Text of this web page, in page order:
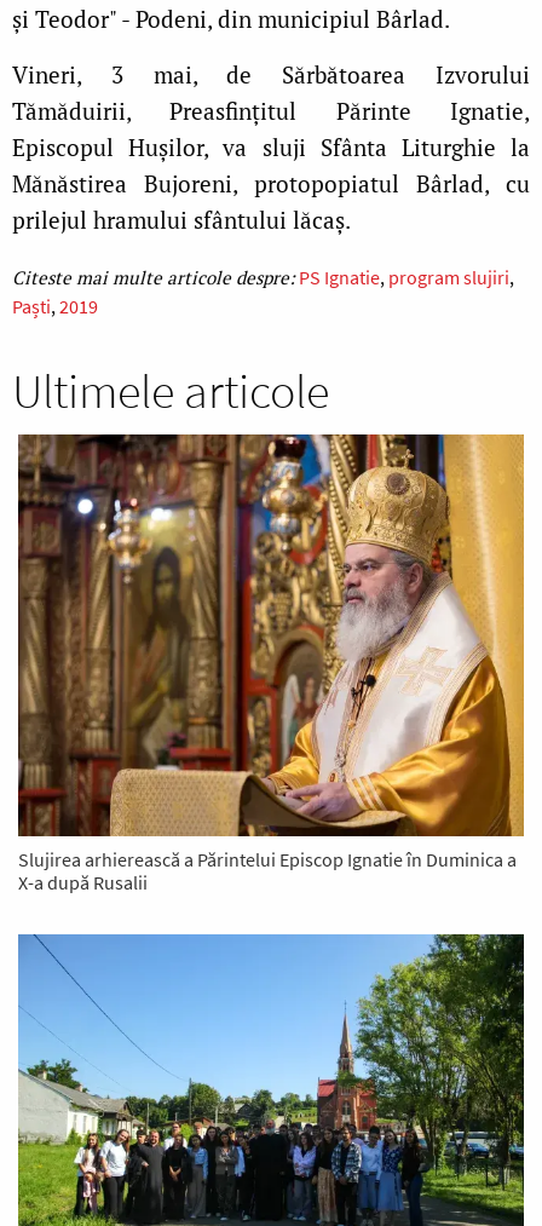
şi Teodor" - Podeni, din municipiul Bârlad.
Vineri, 3 mai, de Sărbătoarea Izvorului
Tămăduirii, Preasfințitul Părinte Ignatie,
Episcopul Hușilor, va sluji Sfânta Liturghie la
Mănăstirea Bujoreni, protopopiatul Bârlad, cu
prilejul hramului sfântului lăcaș.
PS Ignatie program slujiri
Paști 2019
Ultimele articole
Slujirea arhierească a Părintelui Episcop Ignatie în Duminica a
X-a după Rusalii